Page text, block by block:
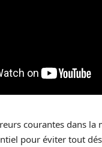
courantes dans la
pour éviter tout